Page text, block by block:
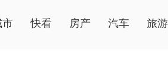
市 快看 房产 汽车 旅游